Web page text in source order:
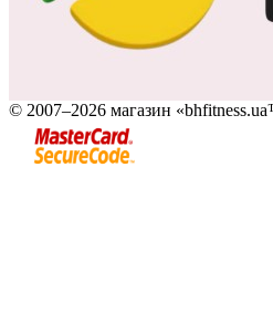
© 2007–2026 магазин